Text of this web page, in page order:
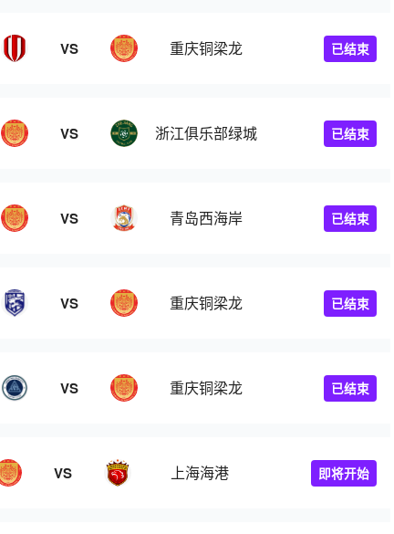
VS 重庆铜梁龙 已结束
VS 浙江俱乐部绿城 已结束
VS 青岛西海岸 已结束
VS 重庆铜梁龙 已结束
VS 重庆铜梁龙 已结束
VS 上海海港 即将开始